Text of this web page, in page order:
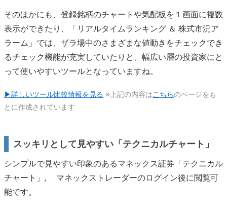
そのほかにも、登録銘柄のチャートや気配板を１画面に複数
表示ができたり、「リアルタイムランキング ＆ 株式市況ア
ラーム」では、ザラ場中のさまざまな値動きをチェックでき
るチェック機能が充実していたりと、幅広い層の投資家にと
って使いやすいツールとなっていますね。
▶詳しいツール比較情報を見る ※上記の内容はこちらのページをも
とに作成されています
スッキリとして見やすい「テクニカルチャート」
シンプルで見やすい印象のあるマネックス証券「テクニカル
チャート」, マネックストレーダーのログイン後に閲覧可
能です。